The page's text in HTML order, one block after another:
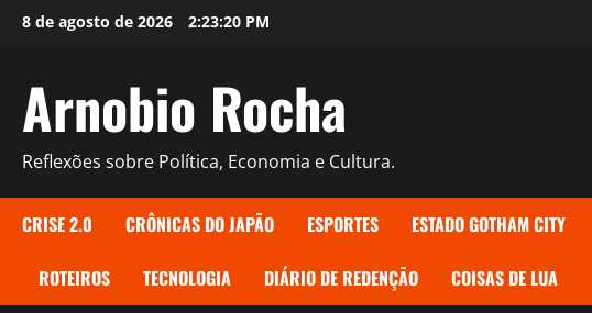
Skip8 de agosto de 2026 2:23:21 PM
Arnobio Rocha
Reflexões sobre Política, Economia e Cultura.
CRISE 2.0 CRÔNICAS DO JAPÃO ESPORTES ESTADO GOTHAM CITY
ROTEIROS TECNOLOGIA DIÁRIO DE REDENÇÃO COISAS DE LUA